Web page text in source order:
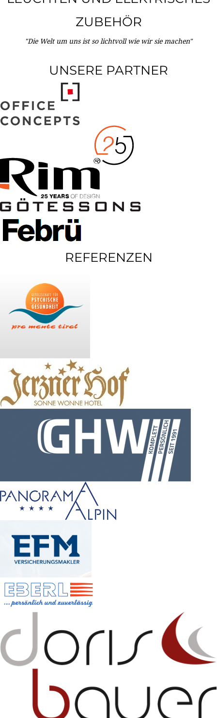
ZUBEHÖR
"Die Welt um uns ist so lichtvoll wie wir sie machen"
UNSERE PARTNER
REFERENZEN